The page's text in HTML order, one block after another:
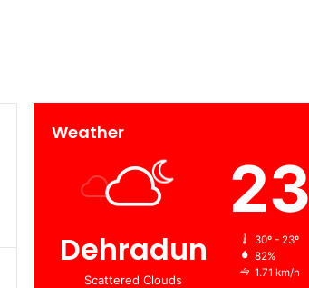
Weather
Dehradun
Scattered Clouds
23
30º - 23º
82%
1.71 km/h